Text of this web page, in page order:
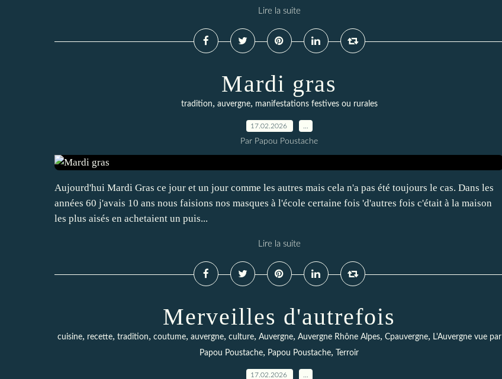
Lire la suite
Mardi gras
tradition, auvergne, manifestations festives ou rurales
17.02.2026
Par Papou Poustache
Aujourd'hui Mardi Gras ce jour et un jour comme les autres mais cela n'a pas été toujours le cas. Dans les
années 60 j'avais 10 ans nous faisions nos masques à l'école certaine fois 'd'autres fois c'était à la maison
les plus aisés en achetaient un puis...
Lire la suite
Merveilles d'autrefois
cuisine, recette, tradition, coutume, auvergne, culture, Auvergne, Auvergne Rhône Alpes, Cpauvergne, L'Auvergne vue par
Papou Poustache, Papou Poustache, Terroir
17.02.2026